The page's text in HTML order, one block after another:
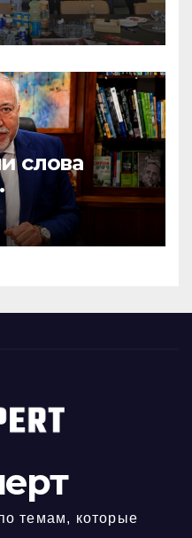
слова
трюк, пусть
темам, которые